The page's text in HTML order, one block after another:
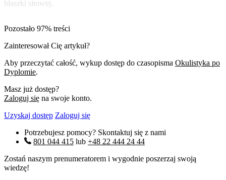
blaszki sitowej,
Pozostało 97% treści
Zainteresował Cię artykuł?
Aby przeczytać całość, wykup dostęp do czasopisma Okulistyka po
Dyplomie.
Masz już dostęp?
Zaloguj się na swoje konto.
Uzyskaj dostęp Zaloguj się
Potrzebujesz pomocy? Skontaktuj się z nami
801 044 415 lub +48 22 444 24 44
Zostań naszym prenumeratorem i wygodnie poszerzaj swoją
wiedzę!